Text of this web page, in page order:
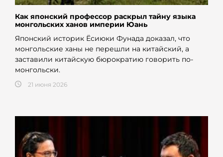
Как японский профессор раскрыл тайну языка
монгольских ханов империи Юань
Японский историк Ёсиюки Фунада доказал, что
монгольские ханы не перешли на китайский, а
заставили китайскую бюрократию говорить по-
монгольски.
21 июня 2026